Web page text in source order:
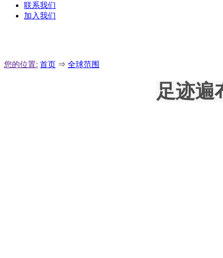
联系我们
加入我们
您的位置: 首页 ⇒ 全球范围
足迹遍